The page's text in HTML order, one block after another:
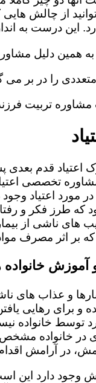
از چالش
این درست به
همین دلیل
را در بر می
مشاوره تربیت
اعتیاد قدم بعدی
تخصصی
در مورد اعتیاد
طرز فکر و
های ناشی از
که بر اثر مصرف
آموزش
و عذاب های
شده و برای رهایی
توسط خانواده
در خانواده
در آرامش
وجود دارد این